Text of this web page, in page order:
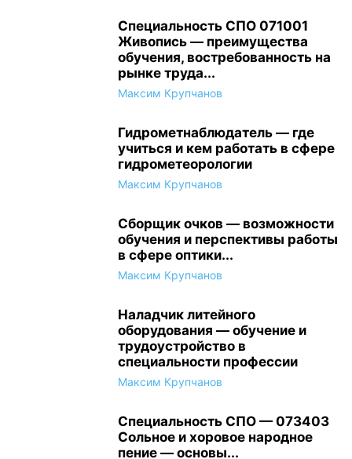
Специальность СПО 071001
Живопись — преимущества
обучения, востребованность на
рынке труда...
Максим Крупчанов
Гидрометнаблюдатель — где
учиться и кем работать в сфере
гидрометеорологии
Максим Крупчанов
Сборщик очков — возможности
обучения и перспективы работы
в сфере оптики...
Максим Крупчанов
Наладчик литейного
оборудования — обучение и
трудоустройство в
специальности профессии
Максим Крупчанов
Специальность СПО — 073403
Сольное и хоровое народное
пение — основы...